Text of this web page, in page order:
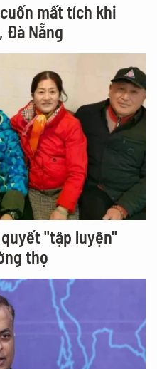
mất tích khi
Đà Nẵng
"tập luyện"
thọ